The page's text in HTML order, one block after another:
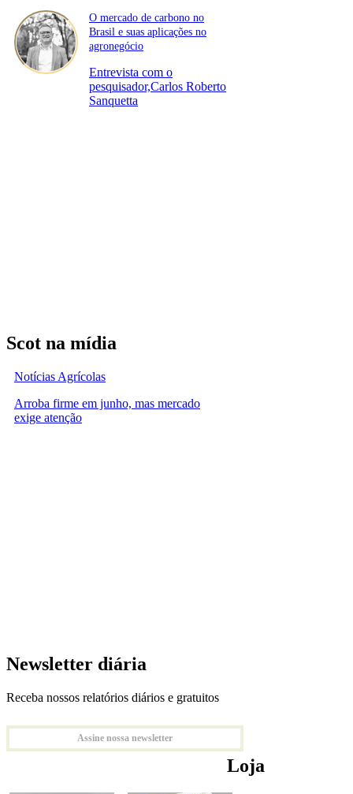
O mercado de carbono no
Brasil e suas aplicações no
agronegócio
Entrevista com o
pesquisador,Carlos Roberto
Sanquetta
Scot na mídia
Notícias Agrícolas
Arroba firme em junho, mas mercado
exige atenção
Newsletter diária
Receba nossos relatórios diários e gratuitos
Assine nossa newsletter
Loja